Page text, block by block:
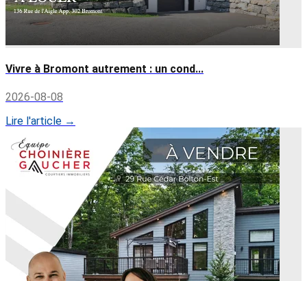
Vivre à Bromont autrement : un cond...
2026-08-08
Lire l'article →